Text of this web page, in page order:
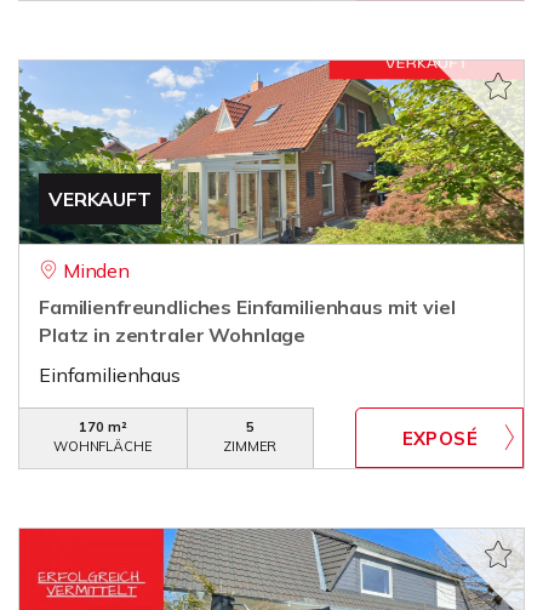
VERKAUFT
Minden
Familienfreundliches Einfamilienhaus mit viel
Platz in zentraler Wohnlage
Einfamilienhaus
170 m²
WOHNFLÄCHE
5
ZIMMER